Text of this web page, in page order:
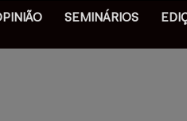
SEMINÁRIOS